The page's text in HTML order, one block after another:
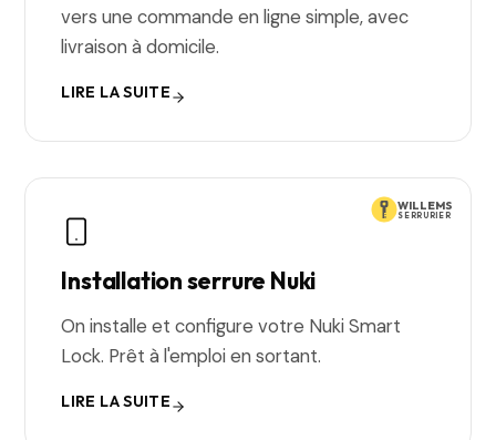
vers une commande en ligne simple, avec
livraison à domicile.
LIRE LA SUITE
WILLEMS
SERRURIER
Installation serrure Nuki
On installe et configure votre Nuki Smart
Lock. Prêt à l'emploi en sortant.
LIRE LA SUITE